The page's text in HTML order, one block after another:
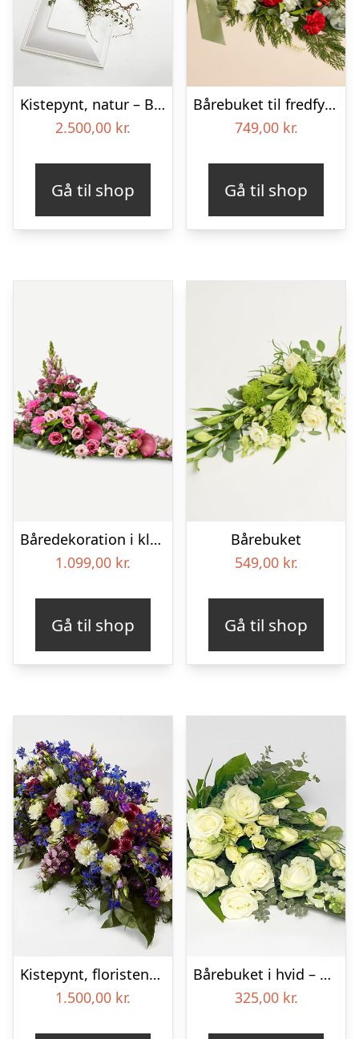
Kistepynt, natur – Blomster til begravelse
2.500,00 kr.
Gå til shop
Bårebuket til fredfyldt kærlighed med bånd
749,00 kr.
Gå til shop
Båredekoration i klassisk stil – pink
1.099,00 kr.
Gå til shop
Bårebuket
549,00 kr.
Gå til shop
Kistepynt, floristens valg – Blomster til begravelse
1.500,00 kr.
Bårebuket i hvid – Blomster til begravelse
325,00 kr.